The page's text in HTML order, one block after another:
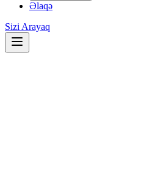
Əlaqə
Sizi Arayaq